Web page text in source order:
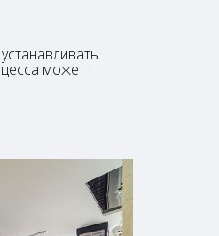
может